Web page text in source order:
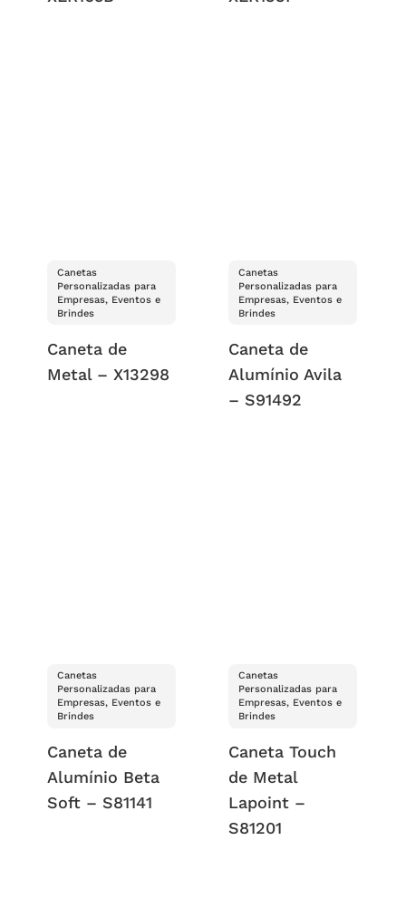
Canetas
Personalizadas para
Empresas, Eventos e
Brindes
Caneta de
Metal – X13298
Canetas
Personalizadas para
Empresas, Eventos e
Brindes
Caneta de
Alumínio Avila
– S91492
Canetas
Personalizadas para
Empresas, Eventos e
Brindes
Caneta de
Alumínio Beta
Soft – S81141
Canetas
Personalizadas para
Empresas, Eventos e
Brindes
Caneta Touch
de Metal
Lapoint –
S81201